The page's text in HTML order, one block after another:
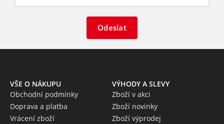
Odeslat
VŠE O NÁKUPU
Obchodní podmínky
Doprava a platba
Vrácení zboží
VÝHODY A SLEVY
Zboží v akci
Zboží novinky
Zboží výprodej